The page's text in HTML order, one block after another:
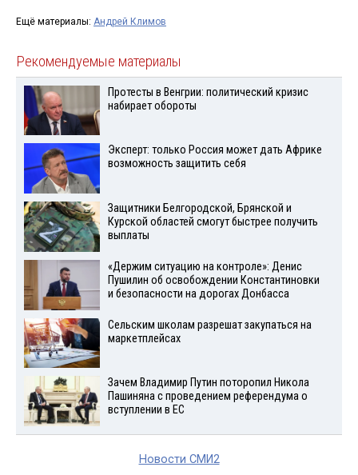
Ещё материалы: Андрей Климов
Рекомендуемые материалы
Протесты в Венгрии: политический кризис
набирает обороты
Эксперт: только Россия может дать Африке
возможность защитить себя
Защитники Белгородской, Брянской и
Курской областей смогут быстрее получить
выплаты
«Держим ситуацию на контроле»: Денис
Пушилин об освобождении Константиновки
и безопасности на дорогах Донбасса
Сельским школам разрешат закупаться на
маркетплейсах
Зачем Владимир Путин поторопил Никола
Пашиняна с проведением референдума о
вступлении в ЕС
Новости СМИ2